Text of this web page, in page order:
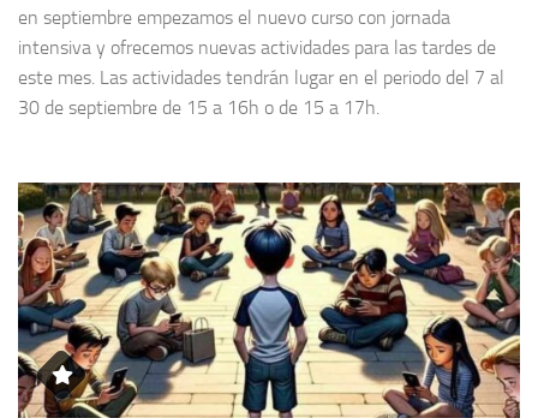
en septiembre empezamos el nuevo curso con jornada
intensiva y ofrecemos nuevas actividades para las tardes de
este mes. Las actividades tendrán lugar en el periodo del 7 al
30 de septiembre de 15 a 16h o de 15 a 17h.